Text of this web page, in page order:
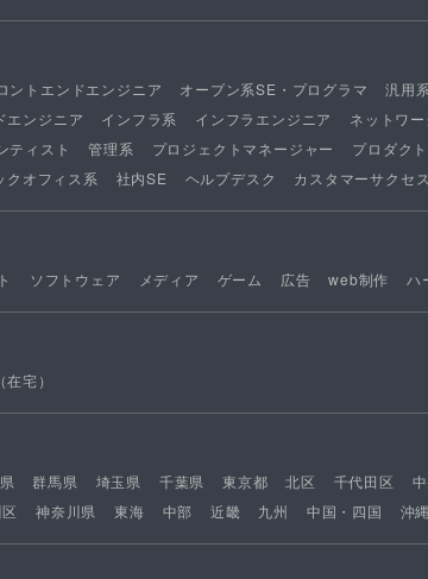
ントエンドエンジニア オープン系SE・プログラマ 汎用
エンジニア インフラ系 インフラエンジニア ネットワ
ティスト 管理系 プロジェクトマネージャー プロダク
クオフィス系 社内SE ヘルプデスク カスタマーサクセ
ソフトウェア メディア ゲーム 広告 web制作 ハ
宅）
群馬県 埼玉県 千葉県 東京都 北区 千代田区
神奈川県 東海 中部 近畿 九州 中国・四国 沖縄